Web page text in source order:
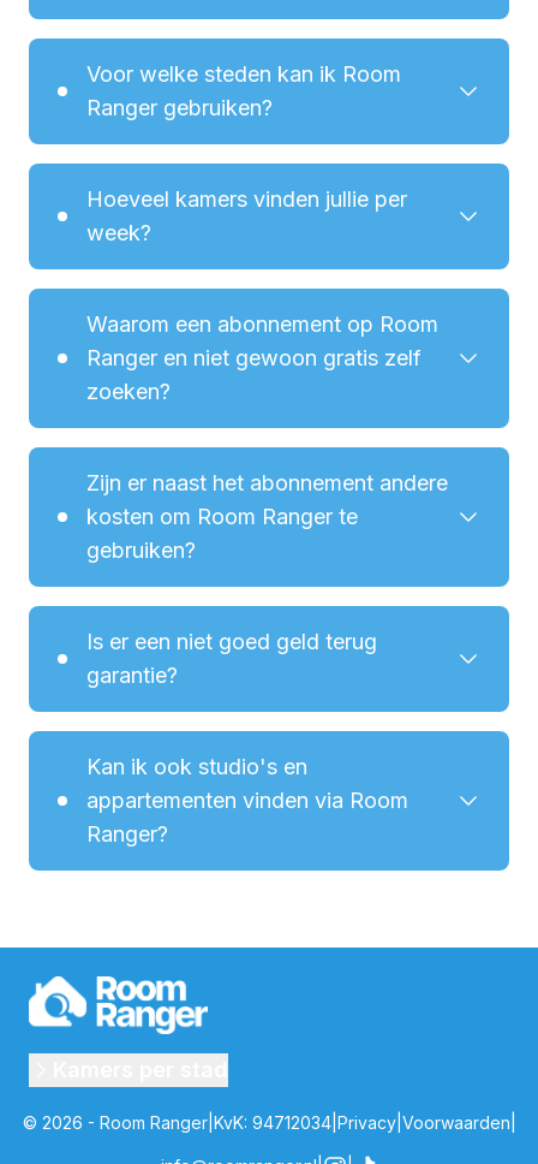
Hoef je niet uren lang te scrollen door
verschillende websites met kamer
Krijg je alleen de kamers te zien, die jij wilt
Voor welke steden kan ik Room
Ranger gebruiken?
Hoeveel kamers vinden jullie per
week?
Waarom een abonnement op Room
Ranger en niet gewoon gratis zelf
zoeken?
Zijn er naast het abonnement andere
kosten om Room Ranger te
gebruiken?
Is er een niet goed geld terug
garantie?
Kan ik ook studio's en
appartementen vinden via Room
Ranger?
© 2026 - Room Ranger| KvK: 94712034| Privacy| Voorwaarden